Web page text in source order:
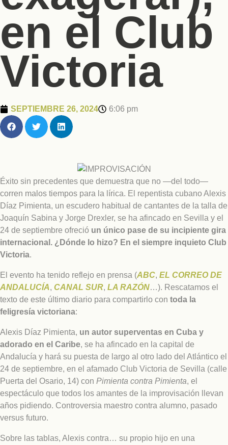
en el Club
Victoria
SEPTIEMBRE 26, 2024 6:06 pm
Éxito sin precedentes que demuestra que no —del todo—
corren malos tiempos para la lírica. El repentista cubano Alexis
Díaz Pimienta, un escudero habitual de cantantes de la talla de
Joaquín Sabina y Jorge Drexler, se ha afincado en Sevilla y el
24 de septiembre ofreció un único pase de su incipiente gira
internacional. ¿Dónde lo hizo? En el siempre inquieto Club
Victoria.
El evento ha tenido reflejo en prensa (ABC, EL CORREO DE
ANDALUCÍA, CANAL SUR, LA RAZÓN…). Rescatamos el
texto de este último diario para compartirlo con toda la
feligresía victoriana:
Alexis Díaz Pimienta, un autor superventas en Cuba y
adorado en el Caribe, se ha afincado en la capital de
Andalucía y hará su puesta de largo al otro lado del Atlántico el
24 de septiembre, en el afamado Club Victoria de Sevilla (calle
Puerta del Osario, 14) con Pimienta contra Pimienta, el
espectáculo que todos los amantes de la improvisación llevan
años pidiendo. Controversia maestro contra alumno, pasado
versus futuro.
Sobre las tablas, Alexis contra… su propio hijo en una